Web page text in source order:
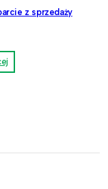
z sprzedaży